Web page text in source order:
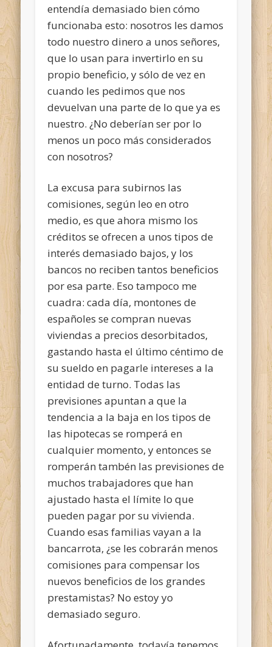
entendía demasiado bien cómo
funcionaba esto: nosotros les damos
todo nuestro dinero a unos señores,
que lo usan para invertirlo en su
propio beneficio, y sólo de vez en
cuando les pedimos que nos
devuelvan una parte de lo que ya es
nuestro. ¿No deberían ser por lo
menos un poco más considerados
con nosotros?
La excusa para subirnos las
comisiones, según leo en otro
medio, es que ahora mismo los
créditos se ofrecen a unos tipos de
interés demasiado bajos, y los
bancos no reciben tantos beneficios
por esa parte. Eso tampoco me
cuadra: cada día, montones de
españoles se compran nuevas
viviendas a precios desorbitados,
gastando hasta el último céntimo de
su sueldo en pagarle intereses a la
entidad de turno. Todas las
previsiones apuntan a que la
tendencia a la baja en los tipos de
las hipotecas se romperá en
cualquier momento, y entonces se
romperán tambén las previsiones de
muchos trabajadores que han
ajustado hasta el límite lo que
pueden pagar por su vivienda.
Cuando esas familias vayan a la
bancarrota, ¿se les cobrarán menos
comisiones para compensar los
nuevos beneficios de los grandes
prestamistas? No estoy yo
demasiado seguro.